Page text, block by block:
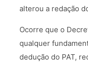
alterou a redação
Ocorre que o
qualquer
dedução do PAT,